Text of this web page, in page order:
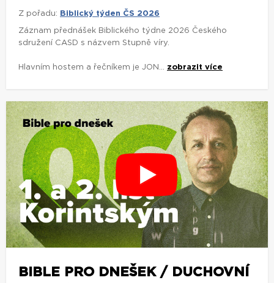
Z pořadu: Biblický týden ČS 2026
Záznam přednášek Biblického týdne 2026 Českého
sdružení CASD s názvem Stupně víry.
Hlavním hostem a řečníkem je JON... zobrazit více
BIBLE PRO DNEŠEK / DUCHOVNÍ